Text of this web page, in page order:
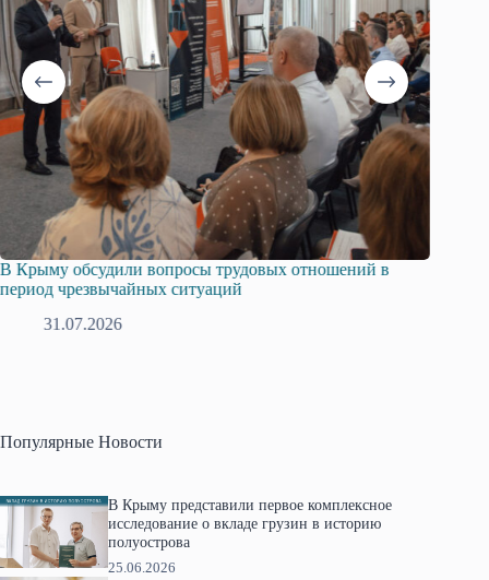
В Крыму обсудили вопросы трудовых отношений в
период чрезвычайных ситуаций
31.07.2026
Популярные Новости
В Крыму представили первое комплексное
исследование о вкладе грузин в историю
полуострова
25.06.2026